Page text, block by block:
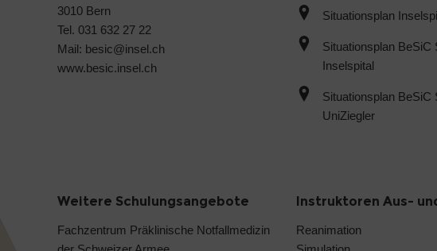
3010 Bern
Tel. 031 632 27 22
Mail: besic@insel.ch
www.besic.insel.ch
Situationsplan
Situationsplan BeSiC
Inselspital
Situationsplan BeSiC
UniZiegler
Weitere Schulungsangebote
Fachzentrum Präklinische Notfallmedizin
Instruktoren Aus-
Reanimation